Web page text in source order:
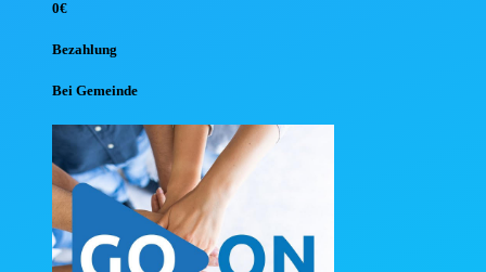
0€
Bezahlung
Bei Gemeinde